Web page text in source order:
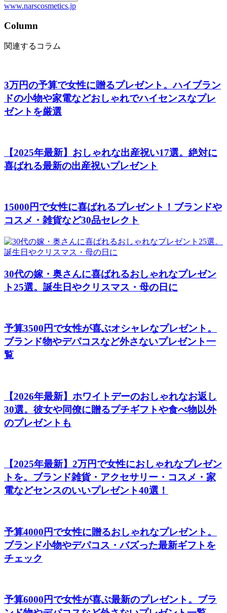
www.narscosmetics.jp
Column
関連するコラム
3万円の予算で女性に贈るプレゼント。ハイブラン
ドの小物や家電などおしゃれでハイセンスなプレ
ゼントを厳選
【2025年最新】おしゃれな出産祝い17選。絶対に
喜ばれる最新の出産祝いプレゼント
15000円で女性に喜ばれるプレゼント！ブランドや
コスメ・雑貨など30品セレクト
30代の嫁・奥さんに喜ばれるおしゃれなプレゼン
ト25選。誕生日やクリスマス・母の日に
予算3500円で女性が喜ぶオシャレなプレゼント。
ブランド物やデパコスなど外さないプレゼント一
覧
【2026年最新】ホワイトデーのおしゃれなお返し
30選。彼女や同僚に贈るプチギフトや食べ物以外
のプレゼントも
【2025年最新】2万円で女性におしゃれなプレゼン
トを。ブランド雑貨・アクセサリー・コスメ・家
電などセンスのいいプレゼント40選！
予算4000円で女性に贈るおしゃれなプレゼント。
ブランド小物やデパコス・バズった最新ギフトを
チェック
予算6000円で女性が喜ぶ最新のプレゼント。ブラ